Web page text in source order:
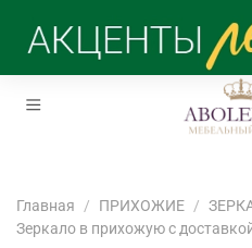
Главная ПРИХОЖИЕ
Зеркало в прихожую с